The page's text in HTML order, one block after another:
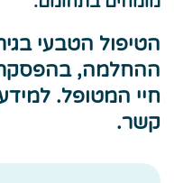
הטיפול הטבעי
ההחלמה, בהפסקת
חיי המטופל.
קשר.